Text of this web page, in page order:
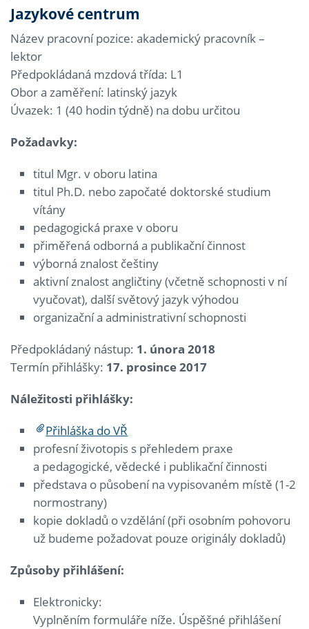
Jazykové centrum
Název pracovní pozice: akademický pracovník –
lektor
Předpokládaná mzdová třída: L1
Obor a zaměření: latinský jazyk
Úvazek: 1 (40 hodin týdně) na dobu určitou
Požadavky:
titul Mgr. v oboru latina
titul Ph.D. nebo započaté doktorské studium
vítány
pedagogická praxe v oboru
přiměřená odborná a publikační činnost
výborná znalost češtiny
aktivní znalost angličtiny (včetně schopnosti v ní
vyučovat), další světový jazyk výhodou
organizační a administrativní schopnosti
Předpokládaný nástup: 1. února 2018
Termín přihlášky: 17. prosince 2017
Náležitosti přihlášky:
Přihláška do VŘ
profesní životopis s přehledem praxe
a pedagogické, vědecké i publikační činnosti
představa o působení na vypisovaném místě (1-2
normostrany)
kopie dokladů o vzdělání (při osobním pohovoru
už budeme požadovat pouze originály dokladů)
Způsoby přihlášení:
Elektronicky:
Vyplněním formuláře níže. Úspěšné přihlášení